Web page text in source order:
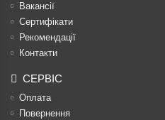
Вакансії
Сертифікати
Рекомендації
Контакти
СЕРВІС
Оплата
Повернення